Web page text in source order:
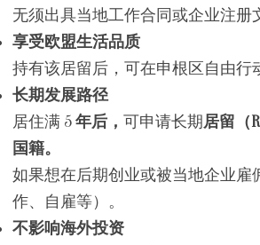
无须出具当地工作合同或企业注册
享受欧盟生活品质
持有该居留后，可在申根区自由行
长期发展路径
居住满 5 年后， 可申请长期居留（R
国籍。
如果想在后期创业或被当地企业雇
作、自雇等）。
不影响海外投资